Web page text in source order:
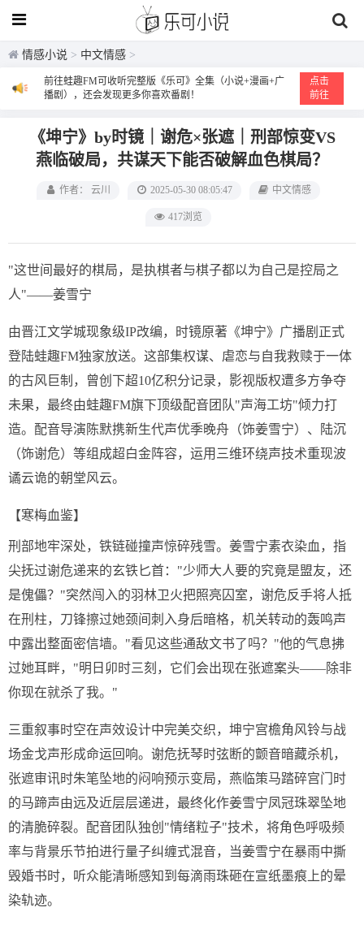
情感小说 > 中文情感 >
前往蛙趣FM可收听完整版《乐可》全集（小说+漫画+广
播剧），还会发现更多你喜欢番剧！
点击
前往
《坤宁》by时镜｜谢危×张遮｜刑部惊变VS
燕临破局，共谋天下能否破解血色棋局？
作者： 云川 2025-05-30 08:05:47 中文情感
417浏览
"这世间最好的棋局，是执棋者与棋子都以为自己是控局之
人"——姜雪宁
由晋江文学城现象级IP改编，时镜原著《坤宁》广播剧正式
登陆蛙趣FM独家放送。这部集权谋、虐恋与自我救赎于一体
的古风巨制，曾创下超10亿积分记录，影视版权遭多方争夺
未果，最终由蛙趣FM旗下顶级配音团队"声海工坊"倾力打
造。配音导演陈默携新生代声优季晚舟（饰姜雪宁）、陆沉
（饰谢危）等组成超白金阵容，运用三维环绕声技术重现波
谲云诡的朝堂风云。
【寒梅血鉴】
刑部地牢深处，铁链碰撞声惊碎残雪。姜雪宁素衣染血，指
尖抚过谢危递来的玄铁匕首："少师大人要的究竟是盟友，还
是傀儡？"突然闯入的羽林卫火把照亮囚室，谢危反手将人抵
在刑柱，刀锋擦过她颈间刺入身后暗格，机关转动的轰鸣声
中露出整面密信墙。"看见这些通敌文书了吗？"他的气息拂
过她耳畔，"明日卯时三刻，它们会出现在张遮案头——除非
你现在就杀了我。"
三重叙事时空在声效设计中完美交织，坤宁宫檐角风铃与战
场金戈声形成命运回响。谢危抚琴时弦断的颤音暗藏杀机，
张遮审讯时朱笔坠地的闷响预示变局，燕临策马踏碎宫门时
的马蹄声由远及近层层递进，最终化作姜雪宁凤冠珠翠坠地
的清脆碎裂。配音团队独创"情绪粒子"技术，将角色呼吸频
率与背景乐节拍进行量子纠缠式混音，当姜雪宁在暴雨中撕
毁婚书时，听众能清晰感知到每滴雨珠砸在宣纸墨痕上的晕
染轨迹。